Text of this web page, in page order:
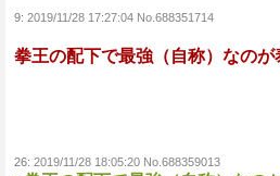
9: 2019/11/28 17:27:04 No.688351714
拳王の配下で最強（自称）なのが
26: 2019/11/28 18:05:20 No.688359013